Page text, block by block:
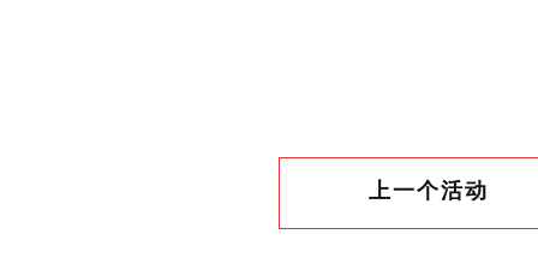
上一个活动